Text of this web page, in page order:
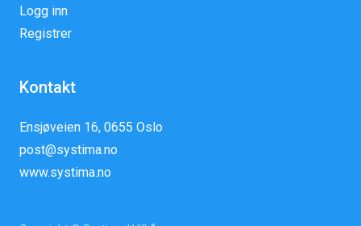
Logg inn
Registrer
Kontakt
Ensjøveien 16, 0655 Oslo
post@systima.no
www.systima.no